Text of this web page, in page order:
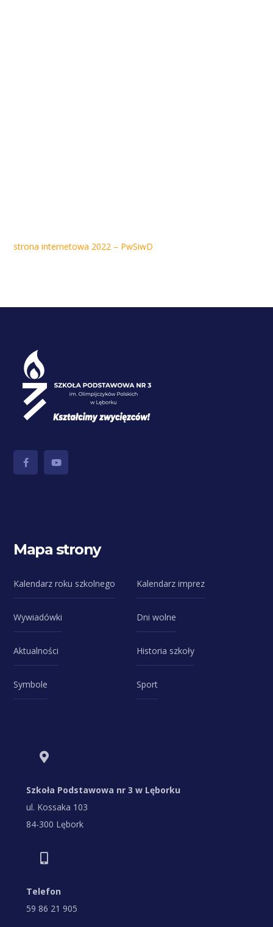
strona internetowa 2022 – PwSiwD
Mapa strony
Kalendarz roku szkolnego Kalendarz imprez
Wywiadówki Dni wolne
Aktualności Historia szkoły
Symbole Sport
Szkoła Podstawowa nr 3 w Lęborku
ul. Kossaka 103
84-300 Lębork
Telefon
59 86 21 905